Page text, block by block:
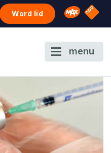
Word lid Omroep
NPO
menu